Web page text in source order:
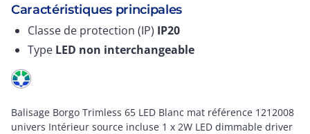
Caractéristiques principales
Classe de protection (IP) IP20
Type LED non interchangeable
Balisage Borgo Trimless 65 LED Blanc mat référence 1212008
univers Intérieur source incluse 1 x 2W LED dimmable driver